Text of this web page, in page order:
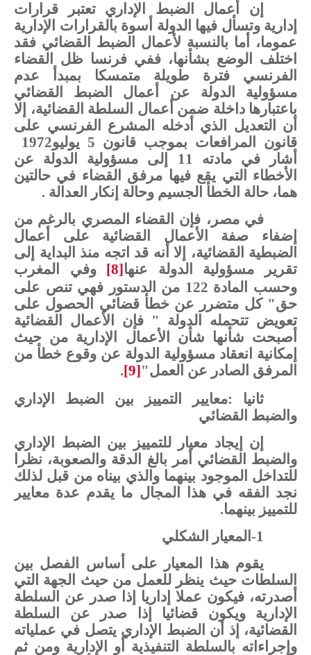
إن
أعمال الضبط الإداري تعتبر
قرارات
إدارية وتسأل فيها الدولة أسوة بالقرارات الإدارية
عموما،
أما بالنسبة لأعمال الضبط القضائي فقد
اختلف
الوضع بشأنها، ففي فرنسا ظل
القضاء
الفرنسي
فترة طويلة متمسكا بمبدأ
عدم
مسؤولية
الدولة عن أعمال الضبط
القضائي
باعتبارها داخلة ضمن أعمال السلطة القضائية،
إلا
أن
التعديل الذي أدخله المشرع الفرنسي على
قانون
المرافعات بموجب قانون 5 يوليو1972
أشار
في مادته 11 إلى مسؤولية الدولة
عن
الأخطاء
التي يقع فيها مرفق القضاء في حالتين
هما، حالة الخطأ الجسيم وحالة إنكار العدالة .
في مصر، فإن القضاء المصري بالرغم من
إضفاء
صفة الأعمال القضائية على
أعمال
الضبطية القضائية، إلا أنه قد اتجه منذ البداية إلى
تقرير
مسؤولية الدولة عنها[8] وفي
المغرب
وحسب
المادة 122 من الدستور فهي تنص على
حق"كل متضرر عن خطأ قضائي الحصول على
تعويض تتحمله الدولة " فإن الأعمال
القضائية
أصبحت شأنها شأن الأعمال الإدارية من حيث
إمكانية انعقاد مسؤولية الدولة عن وقوع خطأ من
المرفق الصادر عن العمل"[9]
.
ثانيا :معايير التمييز بين الضبط
الإداري
والضبط القضائي
إن
إيجاد معيار للتمييز بين الضبط
الإداري
والضبط القضائي أمر بالغ الدقة والصعوبة، نظرا
للتداخل الموجود بينهما والذي بيناه من قبل لذلك
نجد
الفقه في هذا المجال ما يقدم عدة معايير
للتمييز بينهما.
1- المعيار
الشكلي
يقوم هذا المعيار على أساس الفصل بين
السلطات حيث ينظر للعمل من حيث الجهة التي
أصدرته، فيكون عملا إداريا إذا صدر عن السلطة
الإدارية
ويكون قضائيا إذا صدر عن
السلطة
القضائية، إذ أن الضبط الإداري يتصل في عملياته
وإجراءاته بالسلطة التنفيذية أو الإدارية ومن ثم